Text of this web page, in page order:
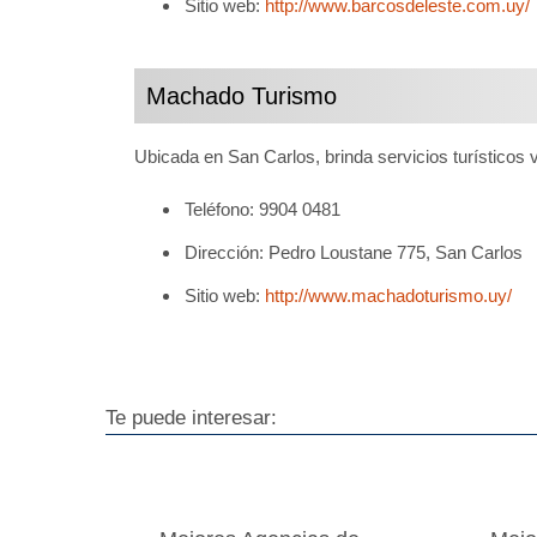
Sitio web: http://www.barcosdeleste.com.uy/
Machado Turismo
Ubicada en San Carlos, brinda servicios turísticos
Teléfono: 9904 0481
Dirección: Pedro Loustane 775, San Carlos
Sitio web: http://www.machadoturismo.uy/
Te puede interesar: